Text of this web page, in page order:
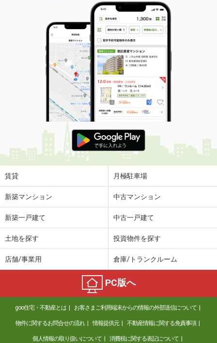
徳島県徳島市北田宮３丁目
72.86m²
間取り
3LDK
徳島県徳島市中吉野町３丁目
価 格
7.20万円
住 所
徳島県徳島市中吉野町３丁目
専有面積 78.8m²
間取り
3LDK
徳島県徳島市幸町３丁目
価 格
6万円
住 所
徳島県徳島市幸町３丁目
専有面積
徳島県小松島市小松島町字元根井
4.45万円
徳島県阿南市津乃峰町長浜
4.45万円
住 所
徳島県阿南市津乃峰町長浜
専有面積 45.89m²
間取り
1LDK
徳島県徳島市川内町榎瀬
賃貸 月極駐車場
新築マンション 中古マンション
新築一戸建て 中古一戸建て
土地を探す 投資物件を探す
店舗/事業用 倉庫/トランクルーム
PC版へ
goo住宅・不動産とは お客さまご利用端末からの情報の外部送信について
物件に関するお問合せの流れ 情報提供元 不動産情報に関する免責事項
個人情報の取り扱いについて 消費税に関する表記について